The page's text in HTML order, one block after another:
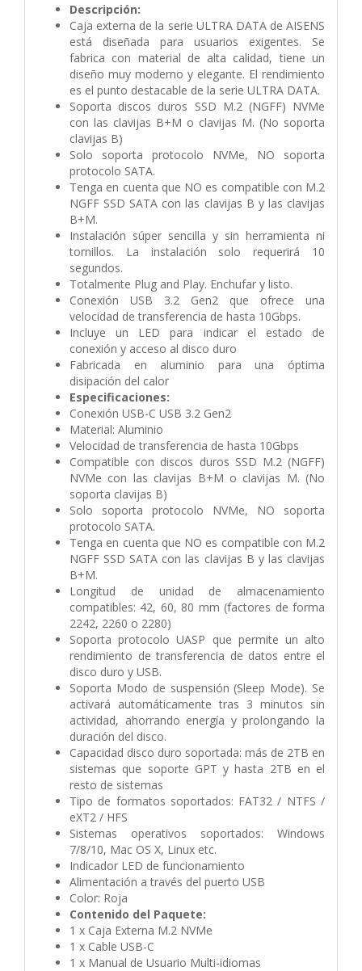
Descripción:
Caja externa de la serie ULTRA DATA de AISENS
está diseñada para usuarios exigentes. Se
fabrica con material de alta calidad, tiene un
diseño muy moderno y elegante. El rendimiento
es el punto destacable de la serie ULTRA DATA.
Soporta discos duros SSD M.2 (NGFF) NVMe
con las clavijas B+M o clavijas M. (No soporta
clavijas B)
Solo soporta protocolo NVMe, NO soporta
protocolo SATA.
Tenga en cuenta que NO es compatible con M.2
NGFF SSD SATA con las clavijas B y las clavijas
B+M.
Instalación súper sencilla y sin herramienta ni
tornillos. La instalación solo requerirá 10
segundos.
Totalmente Plug and Play. Enchufar y listo.
Conexión USB 3.2 Gen2 que ofrece una
velocidad de transferencia de hasta 10Gbps.
Incluye un LED para indicar el estado de
conexión y acceso al disco duro
Fabricada en aluminio para una óptima
disipación del calor
Especificaciones:
Conexión USB-C USB 3.2 Gen2
Material: Aluminio
Velocidad de transferencia de hasta 10Gbps
Compatible con discos duros SSD M.2 (NGFF)
NVMe con las clavijas B+M o clavijas M. (No
soporta clavijas B)
Solo soporta protocolo NVMe, NO soporta
protocolo SATA.
Tenga en cuenta que NO es compatible con M.2
NGFF SSD SATA con las clavijas B y las clavijas
B+M.
Longitud de unidad de almacenamiento
compatibles: 42, 60, 80 mm (factores de forma
2242, 2260 o 2280)
Soporta protocolo UASP que permite un alto
rendimiento de transferencia de datos entre el
disco duro y USB.
Soporta Modo de suspensión (Sleep Mode). Se
activará automáticamente tras 3 minutos sin
actividad, ahorrando energía y prolongando la
duración del disco.
Capacidad disco duro soportada: más de 2TB en
sistemas que soporte GPT y hasta 2TB en el
resto de sistemas
Tipo de formatos soportados: FAT32 / NTFS /
eXT2 / HFS
Sistemas operativos soportados: Windows
7/8/10, Mac OS X, Linux etc.
Indicador LED de funcionamiento
Alimentación a través del puerto USB
Color: Roja
Contenido del Paquete:
1 x Caja Externa M.2 NVMe
1 x Cable USB-C
1 x Manual de Usuario Multi-idiomas